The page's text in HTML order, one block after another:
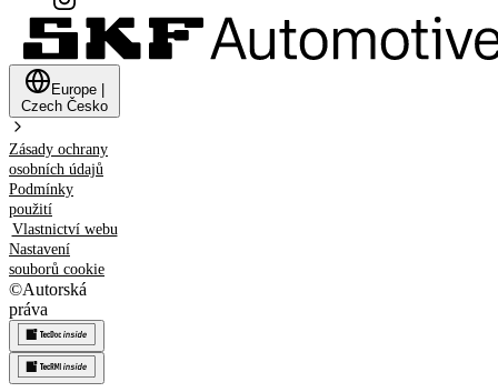
Europe
Czech Česko
Zásady ochrany
osobních údajů
Podmínky
použití
Vlastnictví webu
Nastavení
souborů cookie
©Autorská
práva